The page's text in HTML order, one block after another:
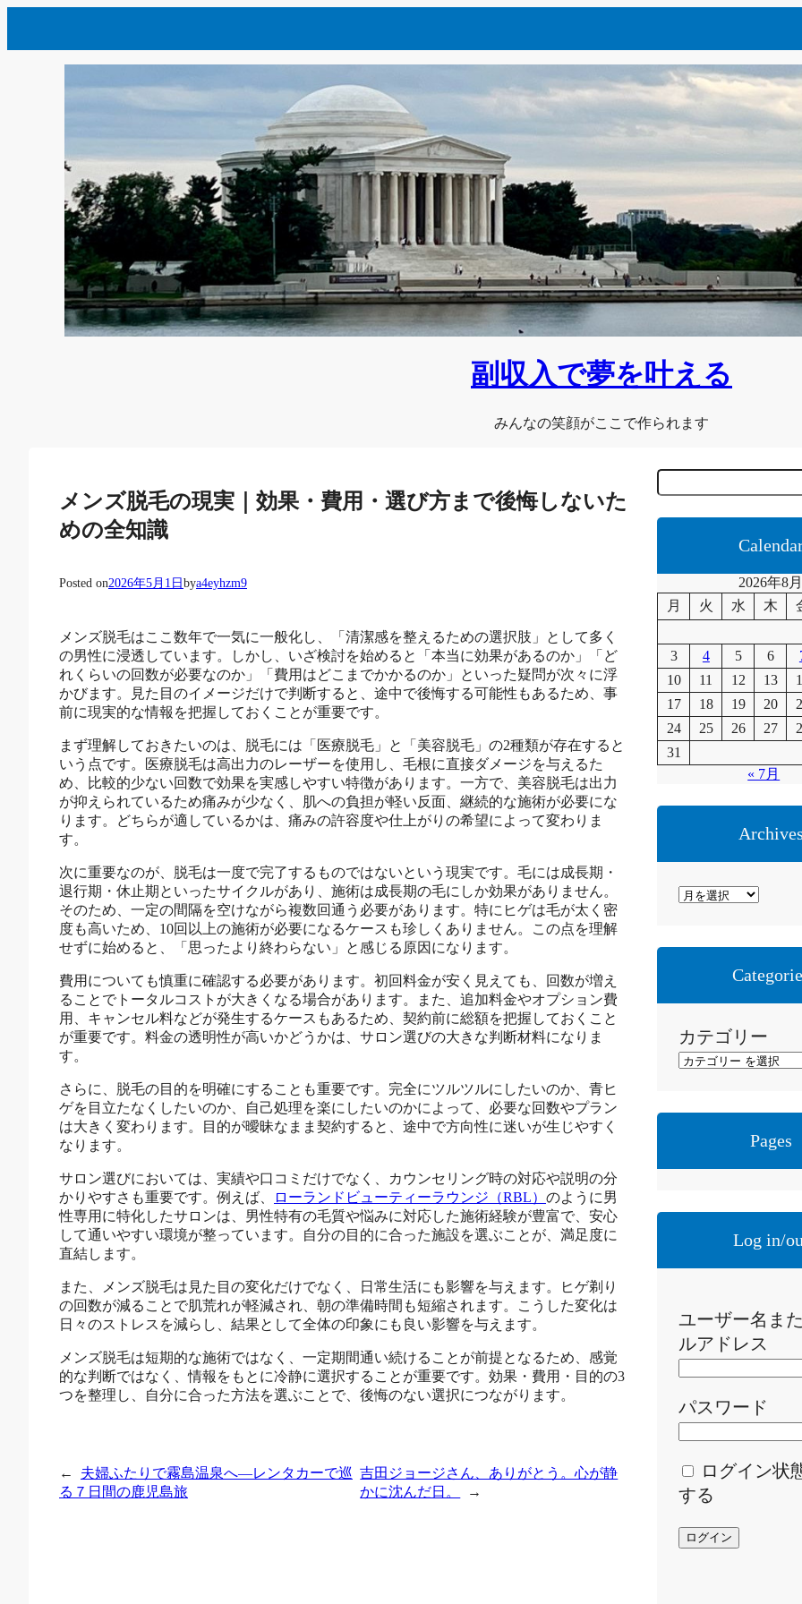
を
副収入で夢を叶える
みんなの笑顔がここで作られます
メンズ脱毛の現実｜効果・費用・選び方まで後悔しないた
めの全知識
Posted on2026年5月1日bya4eyhzm9
メンズ脱毛はここ数年で一気に一般化し、「清潔感を整えるための選択肢」として多く
の男性に浸透しています。しかし、いざ検討を始めると「本当に効果があるのか」「ど
れくらいの回数が必要なのか」「費用はどこまでかかるのか」といった疑問が次々に浮
かびます。見た目のイメージだけで判断すると、途中で後悔する可能性もあるため、事
前に現実的な情報を把握しておくことが重要です。
まず理解しておきたいのは、脱毛には「医療脱毛」と「美容脱毛」の2種類が存在すると
いう点です。医療脱毛は高出力のレーザーを使用し、毛根に直接ダメージを与えるた
め、比較的少ない回数で効果を実感しやすい特徴があります。一方で、美容脱毛は出力
が抑えられているため痛みが少なく、肌への負担が軽い反面、継続的な施術が必要にな
ります。どちらが適しているかは、痛みの許容度や仕上がりの希望によって変わりま
す。
次に重要なのが、脱毛は一度で完了するものではないという現実です。毛には成長期・
退行期・休止期といったサイクルがあり、施術は成長期の毛にしか効果がありません。
そのため、一定の間隔を空けながら複数回通う必要があります。特にヒゲは毛が太く密
度も高いため、10回以上の施術が必要になるケースも珍しくありません。この点を理解
せずに始めると、「思ったより終わらない」と感じる原因になります。
費用についても慎重に確認する必要があります。初回料金が安く見えても、回数が増え
ることでトータルコストが大きくなる場合があります。また、追加料金やオプション費
用、キャンセル料などが発生するケースもあるため、契約前に総額を把握しておくこと
が重要です。料金の透明性が高いかどうかは、サロン選びの大きな判断材料になりま
す。
さらに、脱毛の目的を明確にすることも重要です。完全にツルツルにしたいのか、青ヒ
ゲを目立たなくしたいのか、自己処理を楽にしたいのかによって、必要な回数やプラン
は大きく変わります。目的が曖昧なまま契約すると、途中で方向性に迷いが生じやすく
なります。
サロン選びにおいては、実績や口コミだけでなく、カウンセリング時の対応や説明の分
かりやすさも重要です。例えば、
ローランドビューティーラウンジ（RBL） のように男
性専用に特化したサロンは、男性特有の毛質や悩みに対応した施術経験が豊富で、安心
して通いやすい環境が整っています。自分の目的に合った施設を選ぶことが、満足度に
直結します。
また、メンズ脱毛は見た目の変化だけでなく、日常生活にも影響を与えます。ヒゲ剃り
の回数が減ることで肌荒れが軽減され、朝の準備時間も短縮されます。こうした変化は
日々のストレスを減らし、結果として全体の印象にも良い影響を与えます。
メンズ脱毛は短期的な施術ではなく、一定期間通い続けることが前提となるため、感覚
的な判断ではなく、情報をもとに冷静に選択することが重要です。効果・費用・目的の3
つを整理し、自分に合った方法を選ぶことで、後悔のない選択につながります。
←
夫婦ふたりで霧島温泉へ―レンタカーで巡
る７日間の鹿児島旅
吉田ジョージさん、ありがとう。心が静
かに沈んだ日。
→
C
e
c
2026年8月
月
火 水 木
3 4 5 6
10
11 12 13
17
18 19 20
24
25 26 27
31
« 7月
ア
カ
カテゴリー
Pages
Log in/
ユーザー名ま
ルアドレス
パスワード
ログイン状
する